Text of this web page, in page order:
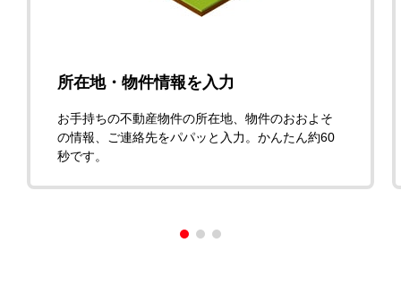
所在地・物件情報を入力
お手持ちの不動産物件の所在地、物件のおおよそ
の情報、ご連絡先をパパッと入力。かんたん約60
秒です。